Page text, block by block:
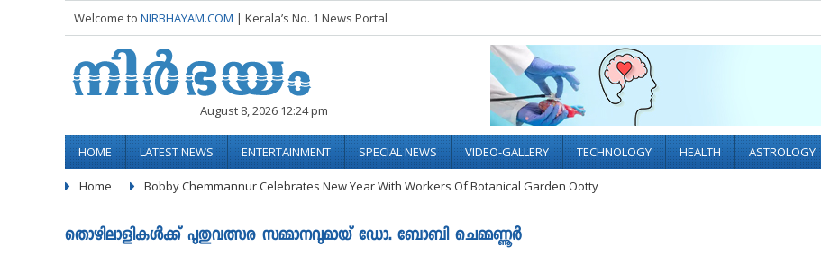
Welcome to NIRBHAYAM.COM | Kerala’s No. 1 News Portal
August 8, 2026 12:24 pm
HOME LATEST NEWS ENTERTAINMENT SPECIAL NEWS VIDEO-GALLERY TECHNOLOGY HEALTH ASTROLOGY
Home Bobby Chemmannur Celebrates New Year With Workers Of Botanical Garden Ootty
തൊഴിലാളികൾക്ക് പുതുവത്സര സമ്മാനവുമായ് ഡോ. ബോബി ചെമ്മണ്ണൂർ